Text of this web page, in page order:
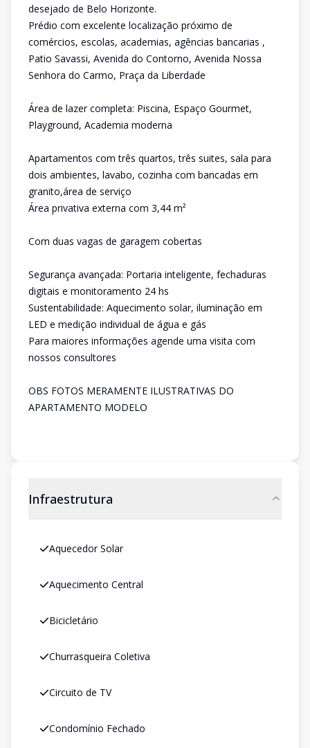
desejado de Belo Horizonte.
Prédio com excelente localização próximo de
comércios, escolas, academias, agências bancarias ,
Patio Savassi, Avenida do Contorno, Avenida Nossa
Senhora do Carmo, Praça da Liberdade
Área de lazer completa: Piscina, Espaço Gourmet,
Playground, Academia moderna
Apartamentos com três quartos, três suites, sala para
dois ambientes, lavabo, cozinha com bancadas em
granito,área de serviço
Área privativa externa com 3,44 m²
Com duas vagas de garagem cobertas
Segurança avançada: Portaria inteligente, fechaduras
digitais e monitoramento 24 hs
Sustentabilidade: Aquecimento solar, iluminação em
LED e medição individual de água e gás
Para maiores informações agende uma visita com
nossos consultores
OBS FOTOS MERAMENTE ILUSTRATIVAS DO
APARTAMENTO MODELO
Infraestrutura
Aquecedor Solar
Aquecimento Central
Bicicletário
Churrasqueira Coletiva
Circuito de TV
Condomínio Fechado